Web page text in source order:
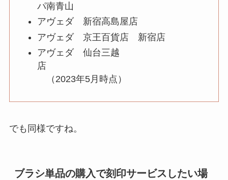
パ南青山
アヴェダ 新宿高島屋店
アヴェダ 京王百貨店 新宿店
アヴェダ 仙台三越
店
（2023年5月時点）
でも同様ですね。
ブラシ単品の購入で刻印サービスしたい場